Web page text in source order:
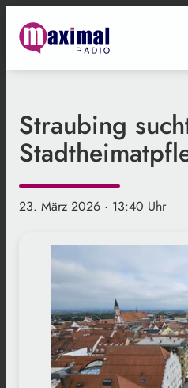
Straubing
23. März 2026 · 13:40 Uhr